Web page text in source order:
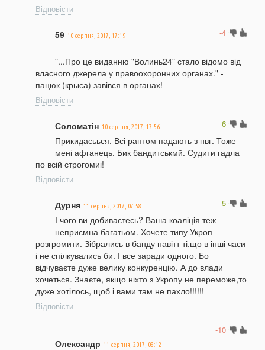
Відповісти
-4
59 10 серпня, 2017, 17:19
"...Про це виданню "Волинь24" стало відомо від
власного джерела у правоохоронних органах." -
пацюк (крыса) завівся в органах!
Відповісти
6
Соломатін 10 серпня, 2017, 17:56
Прикидаєьься. Всі раптом падають з нвг. Тоже
мені афганець. Бик бандитськмй. Судити гадла
по всій строгомиі!
Відповісти
5
Дурня 11 серпня, 2017, 07:58
І чого ви добиваєтесь? Ваша коаліція теж
неприємна багатьом. Хочете типу Укроп
розгромити. Зібрались в банду навітт ті,що в інші часи
і не спілкувались би. І все заради одного. Бо
відчуваєте дуже велику конкуренцію. А до влади
хочеться. Знаєте, якщо ніхто з Укропу не переможе,то
дуже хотілось, щоб і вами там не пахло!!!!!!
Відповісти
-10
Олександр 11 серпня, 2017, 08:12